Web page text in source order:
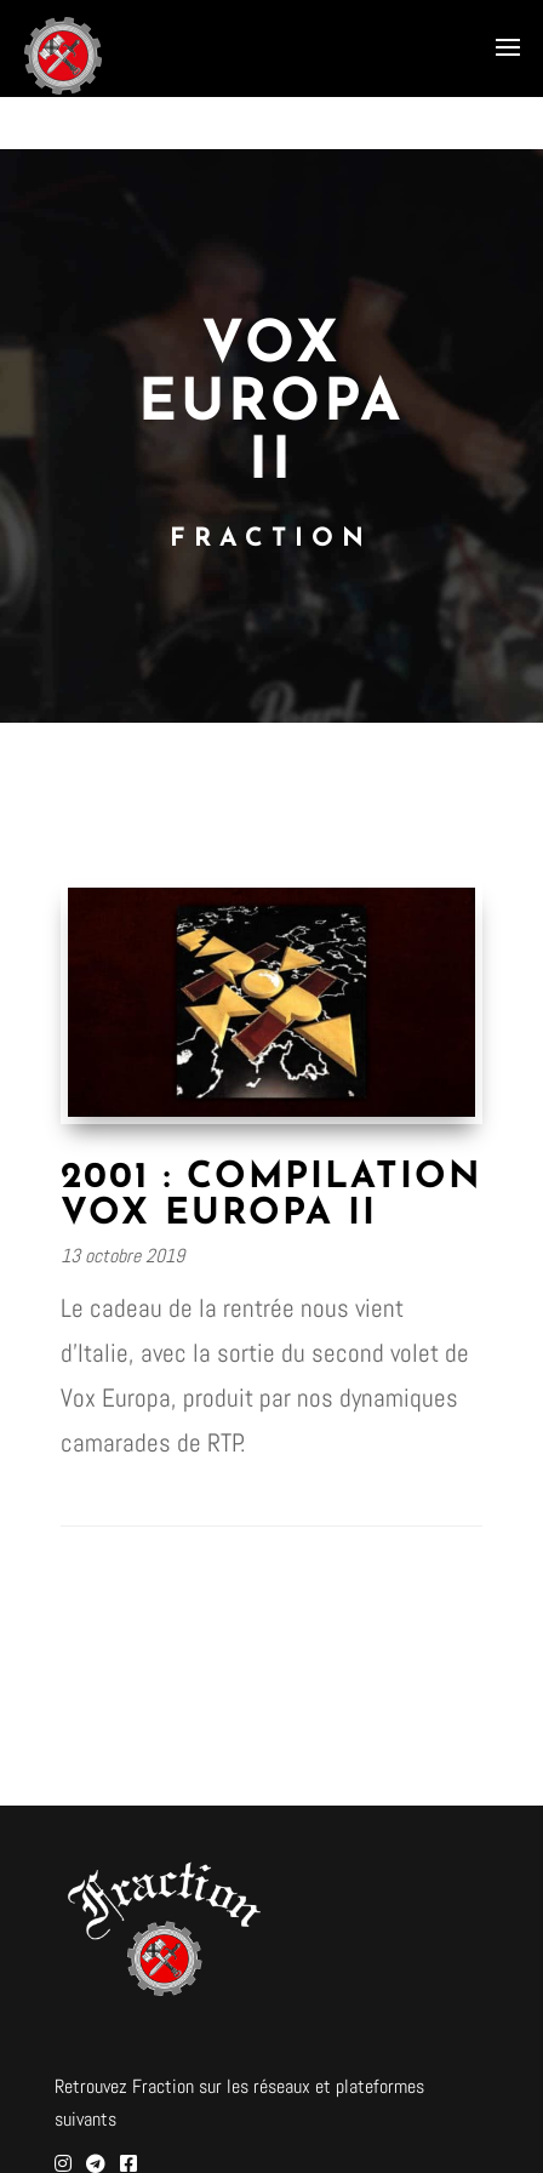
VOX
EUROPA
II
FRACTION
2001 : COMPILATION
VOX EUROPA II
13 octobre 2019
Le cadeau de la rentrée nous vient
d’Italie, avec la sortie du second volet de
Vox Europa, produit par nos dynamiques
camarades de RTP.
Retrouvez Fraction sur les réseaux et plateformes
suivants